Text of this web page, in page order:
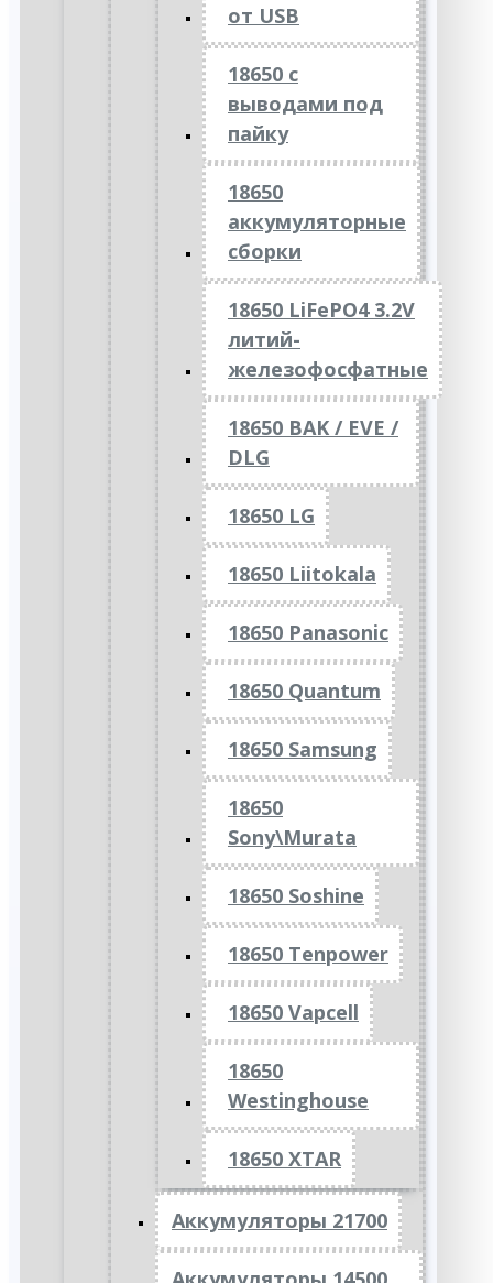
от USB
18650 с
выводами под
пайку
18650
аккумуляторные
сборки
18650 LiFePO4 3.2V
литий-
железофосфатные
18650 BAK / EVE /
DLG
18650 LG
18650 Liitokala
18650 Panasonic
18650 Quantum
18650 Samsung
18650
Sony\Murata
18650 Soshine
18650 Tenpower
18650 Vapcell
18650
Westinghouse
18650 XTAR
Аккумуляторы 21700